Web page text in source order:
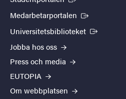
Medarbetarportalen (Extern länk)
Universitetsbiblioteket (Extern länk)
Jobba hos oss
Press och media
EUTOPIA
Om webbplatsen